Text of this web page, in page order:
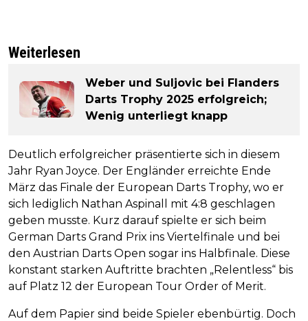
Weiterlesen
Weber und Suljovic bei Flanders
Darts Trophy 2025 erfolgreich;
Wenig unterliegt knapp
Deutlich erfolgreicher präsentierte sich in diesem
Jahr Ryan Joyce. Der Engländer erreichte Ende
März das Finale der European Darts Trophy, wo er
sich lediglich Nathan Aspinall mit 4:8 geschlagen
geben musste. Kurz darauf spielte er sich beim
German Darts Grand Prix ins Viertelfinale und bei
den Austrian Darts Open sogar ins Halbfinale. Diese
konstant starken Auftritte brachten „Relentless“ bis
auf Platz 12 der European Tour Order of Merit.
Auf dem Papier sind beide Spieler ebenbürtig. Doch